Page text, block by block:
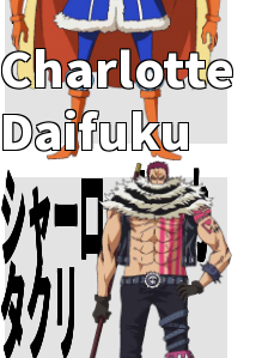
Charlotte
Daifuku
シャーロット・カ
タクリ
Add To Cart